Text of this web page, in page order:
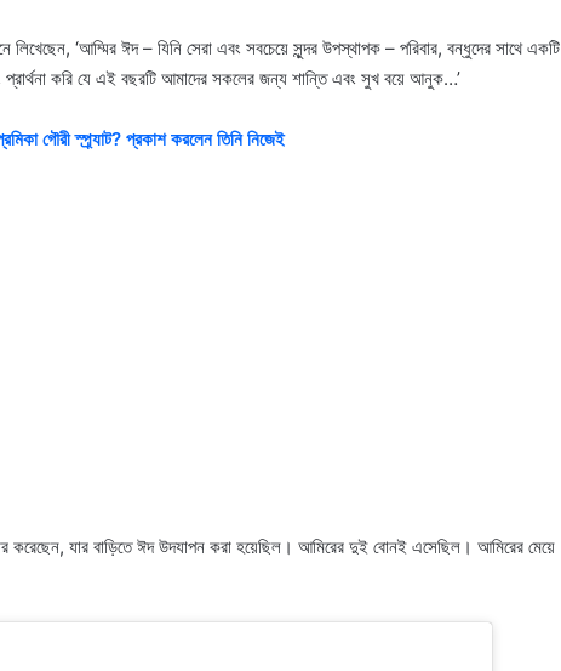
লিখেছেন, ‘আম্মির ঈদ – যিনি সেরা এবং সবচেয়ে সুন্দর উপস্থাপক – পরিবার, বন্ধুদের সাথে একটি
করি যে এই বছরটি আমাদের সকলের জন্য শান্তি এবং সুখ বয়ে আনুক…’
গৌরী স্প্র্যাট? প্রকাশ করলেন তিনি নিজেই
করেছেন, যার বাড়িতে ঈদ উদযাপন করা হয়েছিল। আমিরের দুই বোনই এসেছিল। আমিরের মেয়ে